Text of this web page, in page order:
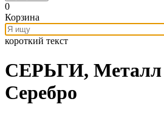
0
Корзина
короткий текст
СЕРЬГИ, Металл
Серебро